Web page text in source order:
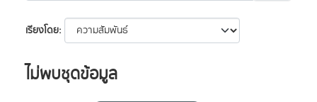
เรียงโดย
ไม่พบชุดข้อมูล